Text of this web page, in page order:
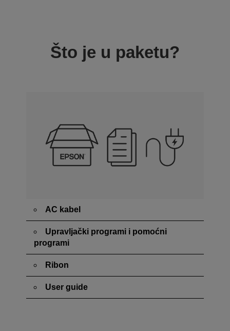
Što je u paketu?
AC kabel
Upravljački programi i pomoćni
programi
Ribon
User guide